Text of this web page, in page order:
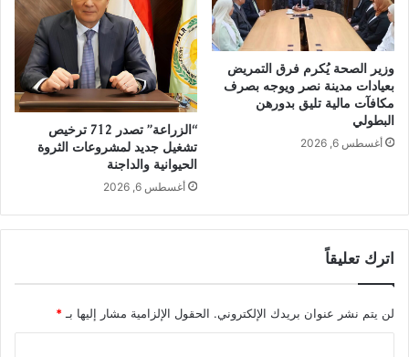
وزير الصحة يُكرم فرق التمريض
بعيادات مدينة نصر ويوجه بصرف
مكافآت مالية تليق بدورهن
البطولي
أغسطس 6, 2026
“الزراعة” تصدر 712 ترخيص
تشغيل جديد لمشروعات الثروة
الحيوانية والداجنة
أغسطس 6, 2026
اترك تعليقاً
لن يتم نشر عنوان بريدك الإلكتروني. الحقول الإلزامية مشار إليها بـ *